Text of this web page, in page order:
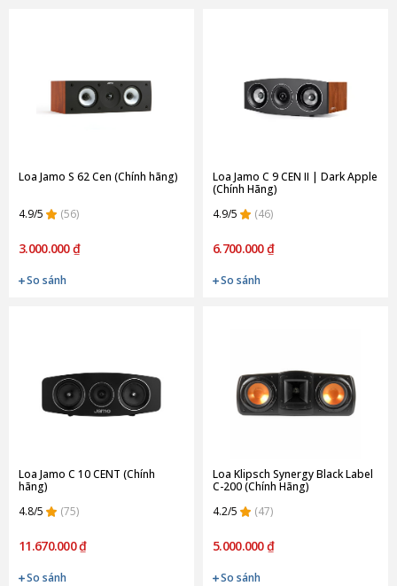
Loa Jamo S 62 Cen (Chính hãng)
4.9/5 (56)
3.000.000 ₫
So sánh
Loa Jamo C 9 CEN II | Dark Apple
(Chính Hãng)
4.9/5
(46)
6.700.000 ₫
So sánh
Loa Jamo C 10 CENT (Chính
hãng)
4.8/5
(75)
11.670.000 ₫
So sánh
Loa Klipsch Synergy Black Label
C-200 (Chính Hãng)
4.2/5
(47)
5.000.000 ₫
So sánh